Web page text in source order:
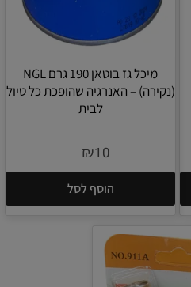
מיכל גז בוטאן 190 גרם NGL
(נקירה) – האנרגיה שהופכת כל טיול
לבית
₪10
הוסף לסל